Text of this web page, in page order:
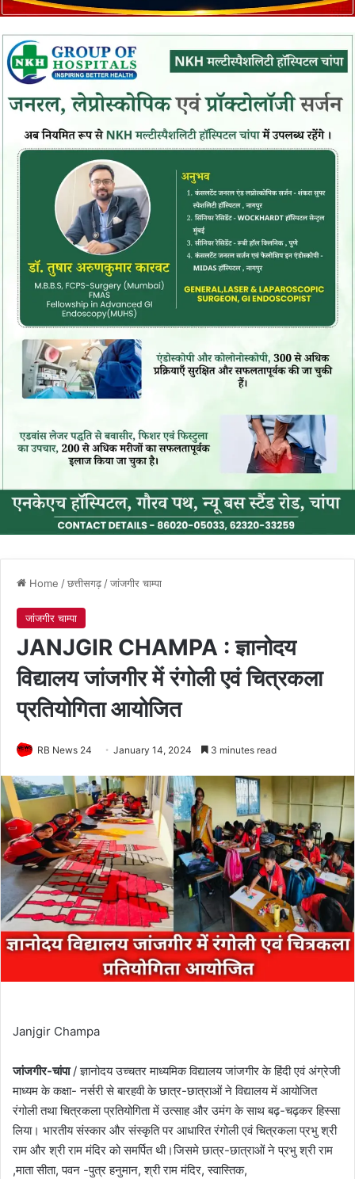
Home /छत्तीसगढ़/जांजगीर चाम्पा
जांजगीर चाम्पा
JANJGIR CHAMPA : ज्ञानोदय
विद्यालय जांजगीर में रंगोली एवं चित्रकला
प्रतियोगिता आयोजित
RB News 24 January 14, 2024 3 minutes read
Janjgir Champa
जांजगीर-चांपा/ ज्ञानोदय उच्चतर माध्यमिक विद्यालय जांजगीर के हिंदी एवं अंग्रेजी
माध्यम के कक्षा- नर्सरी से बारहवी के छात्र-छात्राओं ने विद्यालय में आयोजित
रंगोली तथा चित्रकला प्रतियोगिता में उत्साह और उमंग के साथ बढ़-चढ़कर हिस्सा
लिया। भारतीय संस्कार और संस्कृति पर आधारित रंगोली एवं चित्रकला प्रभु श्री
राम और श्री राम मंदिर को समर्पित थी।जिसमे छात्र-छात्राओं ने प्रभु श्री राम
,माता सीता, पवन -पुत्र हनुमान, श्री राम मंदिर, स्वास्तिक,